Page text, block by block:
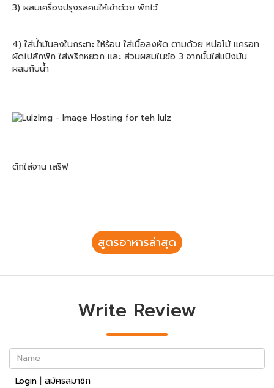
3) ผสมเครื่องปรุงรสคนให้เข้าด้วย พักไว้
4) ใส่น้ำมันลงในกระทะ ให้ร้อน ใส่เนื้อลงผัด ตามด้วย หน่อไม้ แครอท
ผัดไปสักพัก ใส่พริกหยวก และ ส่วนผสมในข้อ 3 จากนั้นใส่แป้งมัน
ผสมกับน้ำ
ตักใส่จาน เสริฟ
สูตรอาหารล่าสุด
Write Review
Name
Login | สมัครสมาชิก